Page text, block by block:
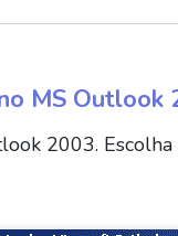
MS Outlook
2003.